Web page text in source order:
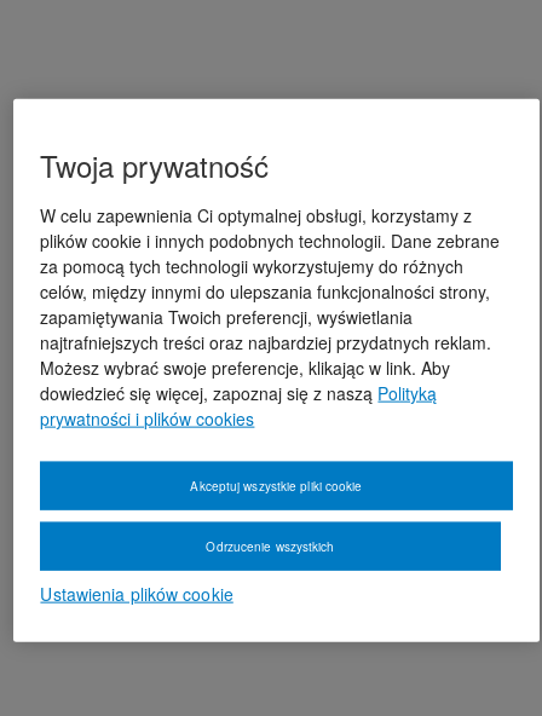
Twoja prywatność
W celu zapewnienia Ci optymalnej obsługi, korzystamy z
plików cookie i innych podobnych technologii. Dane zebrane
za pomocą tych technologii wykorzystujemy do różnych
celów, między innymi do ulepszania funkcjonalności strony,
zapamiętywania Twoich preferencji, wyświetlania
najtrafniejszych treści oraz najbardziej przydatnych reklam.
Możesz wybrać swoje preferencje, klikając w link. Aby
dowiedzieć się więcej, zapoznaj się z naszą Polityką
prywatności i plików cookies
Ustawienia plików cookie
Odrzucenie wszystkich
Akceptuj wszystkie pliki cookie